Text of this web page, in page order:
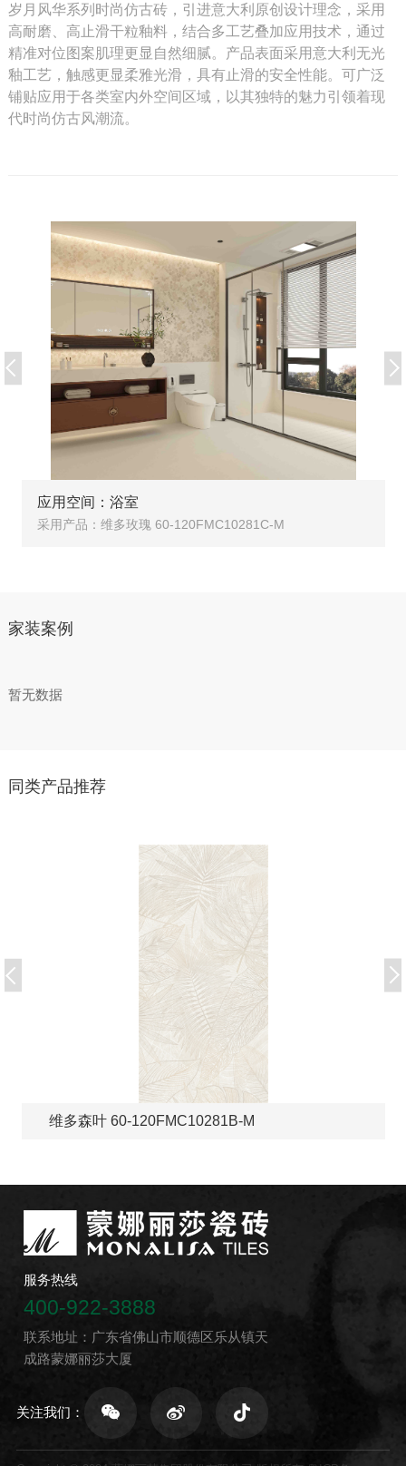
岁月风华系列时尚仿古砖，引进意大利原创设计理念，采用
高耐磨、高止滑干粒釉料，结合多工艺叠加应用技术，通过
精准对位图案肌理更显自然细腻。产品表面采用意大利无光
釉工艺，触感更显柔雅光滑，具有止滑的安全性能。可广泛
铺贴应用于各类室内外空间区域，以其独特的魅力引领着现
代时尚仿古风潮流。
应用空间：浴室
采用产品：维多玫瑰 60-120FMC10281C-M
家装案例
暂无数据
同类产品推荐
维多森叶 60-120FMC10281B-M
服务热线
400-922-3888
联系地址：广东省佛山市顺德区乐从镇天
成路蒙娜丽莎大厦
关注我们：